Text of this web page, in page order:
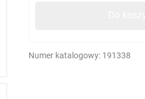
Numer katalogowy: 191338